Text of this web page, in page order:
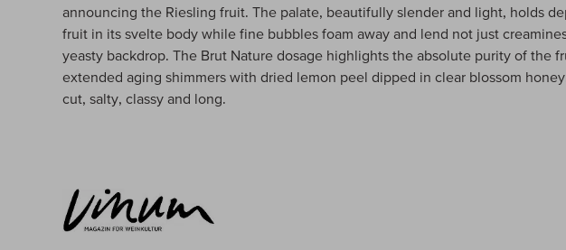
announcing the Riesling fruit. The palate, beautifully slender and light, holds
fruit in its svelte body while fine bubbles foam away and lend not just
yeasty backdrop. The Brut Nature dosage highlights the absolute purity of the
extended aging shimmers with dried lemon peel dipped in clear blossom
cut, salty, classy and long.